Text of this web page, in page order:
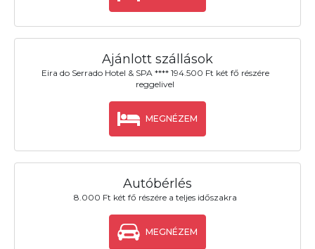
Ajánlott szállások
Eira do Serrado Hotel & SPA **** 194.500 Ft két fő részére
reggelivel
MEGNÉZEM
Autóbérlés
8.000 Ft két fő részére a teljes időszakra
MEGNÉZEM